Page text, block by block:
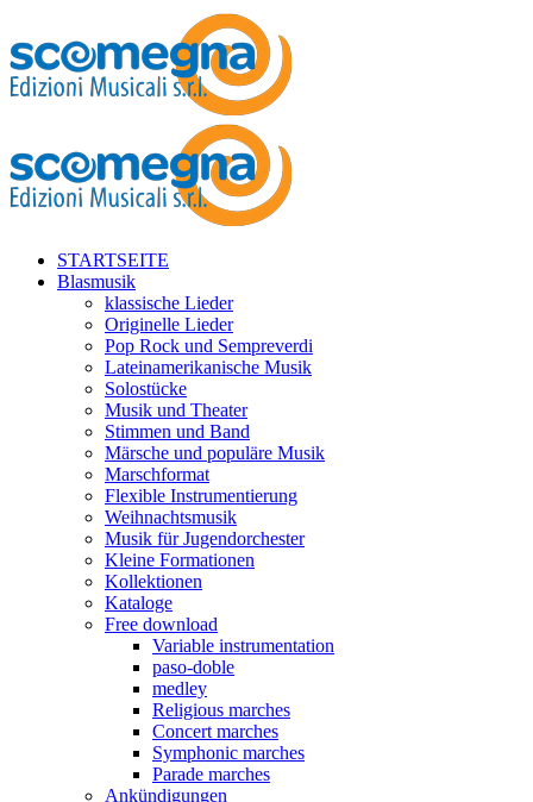
STARTSEITE
Blasmusik
klassische Lieder
Originelle Lieder
Pop Rock und Sempreverdi
Lateinamerikanische Musik
Solostücke
Musik und Theater
Stimmen und Band
Märsche und populäre Musik
Marschformat
Flexible Instrumentierung
Weihnachtsmusik
Musik für Jugendorchester
Kleine Formationen
Kollektionen
Kataloge
Free download
Variable instrumentation
paso-doble
medley
Religious marches
Concert marches
Symphonic marches
Parade marches
Ankündigungen